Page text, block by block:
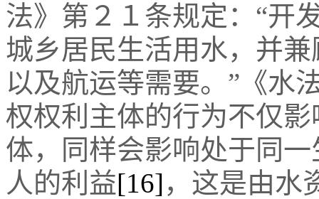
法》第２１条规定：“开
城乡居民生活用水，并
以及航运等需要。”《水
权权利主体的行为不仅
体，同样会影响处于同
人的利益[16]，这是由水